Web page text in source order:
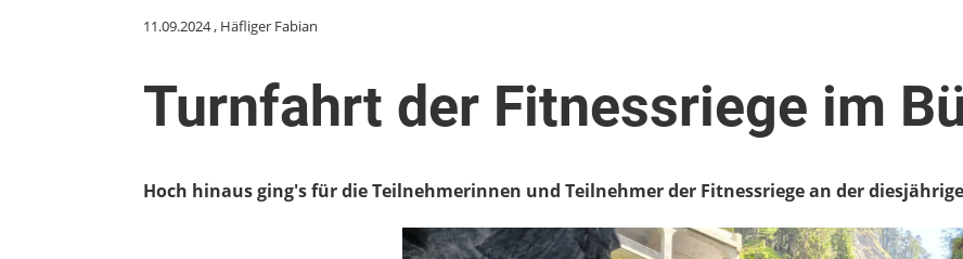
11.09.2024, Häfliger Fabian
Turnfahrt der Fitnessriege im
Hoch hinaus ging's für die Teilnehmerinnen und Teilnehmer der Fitnessriege an der